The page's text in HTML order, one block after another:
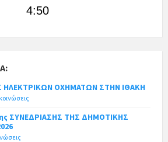
4:50
ΗΛΕΚΤΡΙΚΩΝ ΟΧΗΜΑΤΩΝ ΣΤΗΝ ΙΘΑΚΗ
ΣΥΝΕΔΡΙΑΣΗΣ ΤΗΣ ΔΗΜΟΤΙΚΗΣ